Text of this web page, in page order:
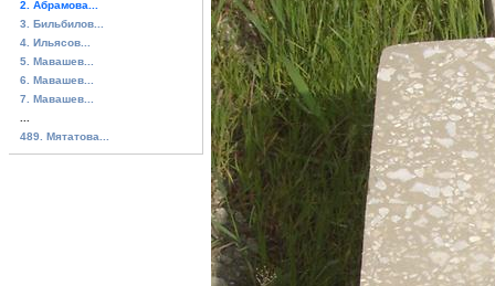
2. Абрамова...
3. Бильбилов...
4. Ильясов...
5. Мавашев...
6. Мавашев...
7. Мавашев...
489. Мятатова...